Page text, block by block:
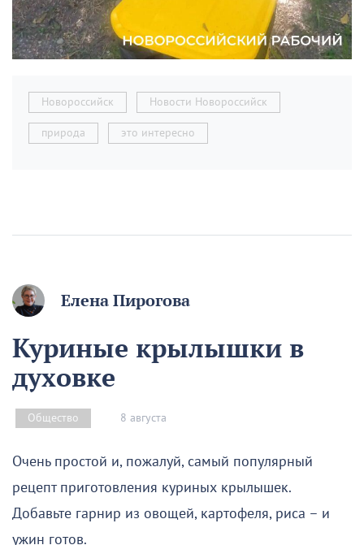
Новороссийск Новости Новороссийск
природа это интересно
Елена Пирогова
Куриные крылышки в
духовке
Общество 8 августа
Очень простой и, пожалуй, самый популярный
рецепт приготовления куриных крылышек.
Добавьте гарнир из овощей, картофеля, риса – и
ужин готов.